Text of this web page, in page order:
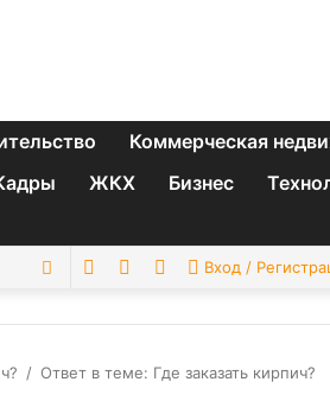
Коммерческая
ЖКХ Бизнес
Искать SwitchSidebarСлучайная
Вход /
/ Ответ в теме: Где заказать кирпич?